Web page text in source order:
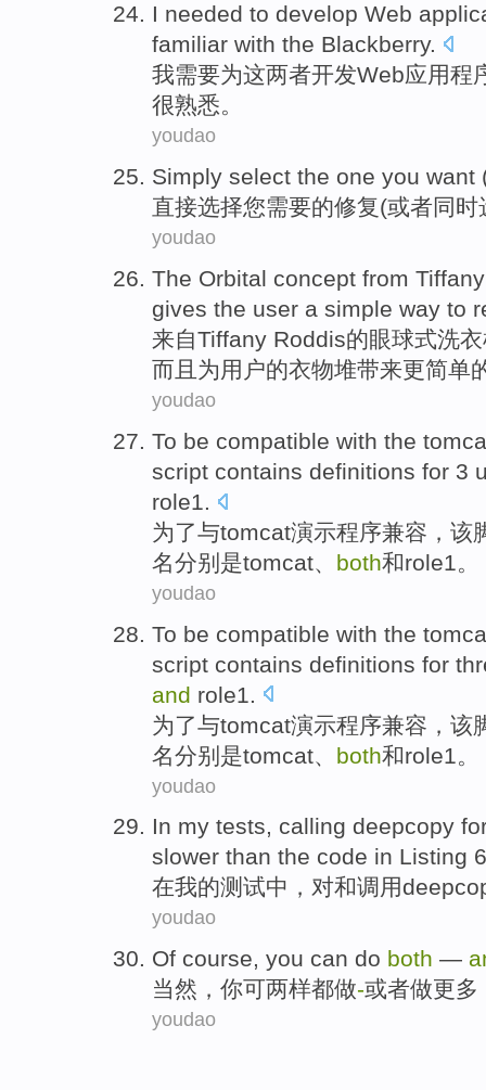
I needed to develop Web
familiar with the Blackberry.
我需要为这两者开发Web应用程
很熟悉。
youdao
Simply select the one you want
直接选择您需要的修复(或者同时
youdao
The Orbital concept from Tiffany
gives the user a simple way to
来自Tiffany Roddis的眼球式洗
而且 为用户的衣物堆带来更简单
youdao
To be compatible with the
script contains definitions for 3
role1.
为了与tomcat演示程序兼容 ， 该
名分别是tomcat、 both和role1。
youdao
To be compatible with the
script contains definitions for
and role1
为了与tomcat演示程序兼容 ， 该
名分别是tomcat、 both和role1 。
youdao
In my tests, calling deepcopy
slower than the code in Listing 6
在我的测试中， 对和调用
youdao
Of course, you can do both —
当然 ， 你可两样都做-或者做更多
youdao